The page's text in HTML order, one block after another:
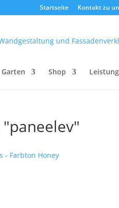
Startseite Kontakt zu
Garten Shop